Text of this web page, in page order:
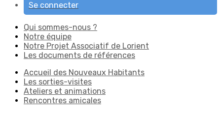
Se connecter
Qui sommes-nous ?
Notre équipe
Notre Projet Associatif de Lorient
Les documents de références
Accueil des Nouveaux Habitants
Les sorties-visites
Ateliers et animations
Rencontres amicales